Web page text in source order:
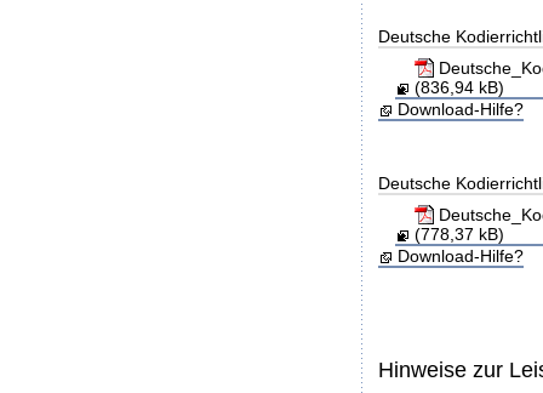
Deutsche
(836,94 kB)
Download-Hilfe?
Deutsche
(778,37 kB)
Download-Hilfe?
Hinweise zur